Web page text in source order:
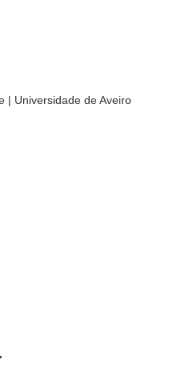
| Universidade de Aveiro